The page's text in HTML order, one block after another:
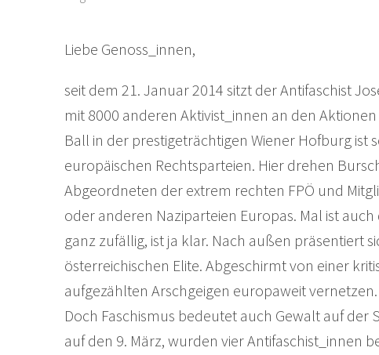
Liebe Genoss_innen,
seit dem 21. Januar 2014 sitzt der Antifaschist
mit 8000 anderen Aktivist_innen an den
Ball in der prestigeträchtigen Wiener Hofburg ist
europäischen Rechtsparteien. Hier drehen
Abgeordneten der extrem rechten FPÖ und
oder anderen Naziparteien Europas. Mal ist
ganz zufällig, ist ja klar. Nach außen präsentiert
österreichischen Elite. Abgeschirmt von einer
aufgezählten Arschgeigen europaweit
Doch Faschismus bedeutet auch Gewalt auf
auf den 9. März, wurden vier Antifaschist_innen